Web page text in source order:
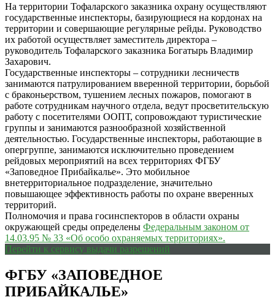
На территории Тофаларского заказника охрану осуществляют
государственные инспекторы, базирующиеся на кордонах на
территории и совершающие регулярные рейды. Руководство
их работой осуществляет заместитель директора –
руководитель Тофаларского заказника Богатырь Владимир
Захарович.
Государственные инспекторы – сотрудники лесничеств
занимаются патрулированием вверенной территории, борьбой
с браконьерством, тушением лесных пожаров, помогают в
работе сотрудникам научного отдела, ведут просветительскую
работу с посетителями ООПТ, сопровождают туристические
группы и занимаются разнообразной хозяйственной
деятельностью. Государственные инспекторы, работающие в
опергруппе, занимаются исключительно проведением
рейдовых мероприятий на всех территориях ФГБУ
«Заповедное Прибайкалье». Это мобильное
внетерриториальное подразделение, значительно
повышающее эффективность работы по охране вверенных
территорий.
Полномочия и права госинспекторов в области охраны
окружающей среды определены Федеральным законом от
14.03.95 № 33 «Об особо охраняемых территориях».
Перейти к сервису выдачи разрешений
ФГБУ «ЗАПОВЕДНОЕ
ПРИБАЙКАЛЬЕ»